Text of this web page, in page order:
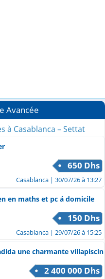
Avancée
à Casablanca – Settat
650 Dhs
Casablanca | 30/07/26 à 13:27
en maths et pc á domicile
150 Dhs
Casablanca | 29/07/26 à 15:25
une charmante villapiscin
2 400 000 Dhs